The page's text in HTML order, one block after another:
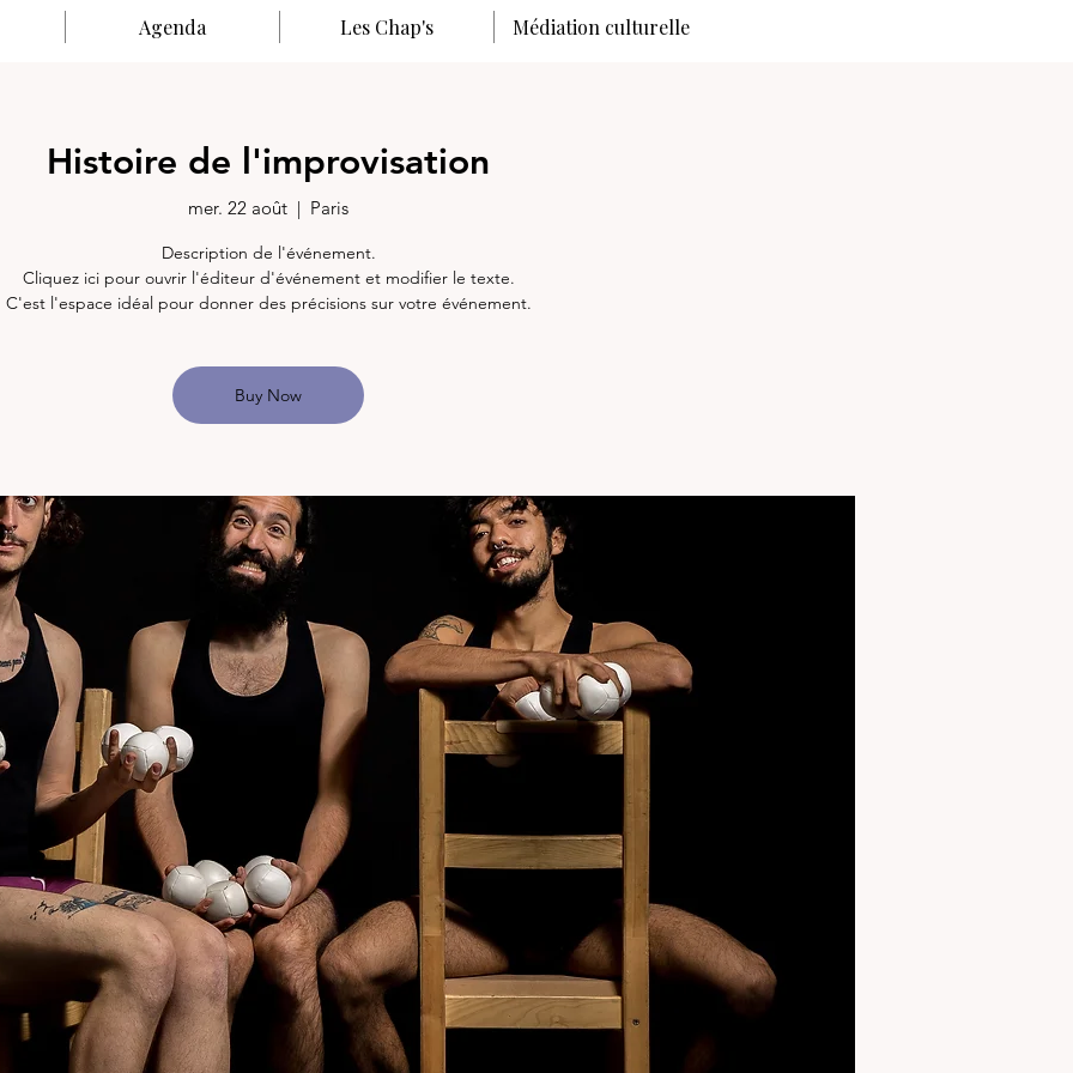
Histoire de l'improvisation
mer. 22 août
  |
Paris
Description de l'événement.
Cliquez ici pour ouvrir l'éditeur d'événement et modifier le texte.
C'est l'espace idéal pour donner des précisions sur votre événement.
Buy Now
Agenda Les Chap's Médiation culturelle